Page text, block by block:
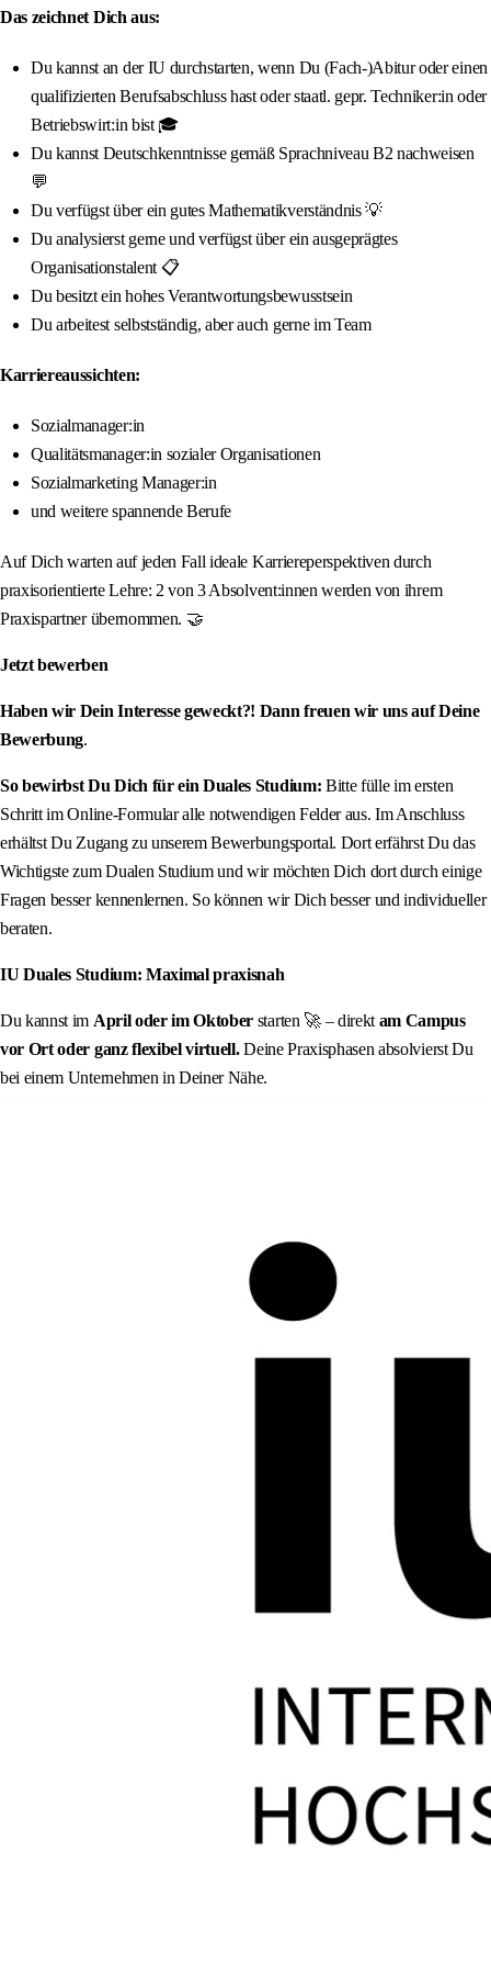
Das zeichnet Dich aus:
Du kannst an der IU durchstarten, wenn Du (Fach-)Abitur oder einen
qualifizierten Berufsabschluss hast oder staatl. gepr. Techniker:in oder
Betriebswirt:in bist 🎓
Du kannst Deutschkenntnisse gemäß Sprachniveau B2 nachweisen
💬
Du verfügst über ein gutes Mathematikverständnis 💡
Du analysierst gerne und verfügst über ein ausgeprägtes
Organisationstalent 📋
Du besitzt ein hohes Verantwortungsbewusstsein
Du arbeitest selbstständig, aber auch gerne im Team
Karriereaussichten:
Sozialmanager:in
Qualitätsmanager:in sozialer Organisationen
Sozialmarketing Manager:in
und weitere spannende Berufe
Auf Dich warten auf jeden Fall ideale Karriereperspektiven durch
praxisorientierte Lehre: 2 von 3 Absolvent:innen werden von ihrem
Praxispartner übernommen. 🤝
Jetzt bewerben
Haben wir Dein Interesse geweckt?! Dann freuen wir uns auf Deine
Bewerbung.
So bewirbst Du Dich für ein Duales Studium: Bitte fülle im ersten
Schritt im Online-Formular alle notwendigen Felder aus. Im Anschluss
erhältst Du Zugang zu unserem Bewerbungsportal. Dort erfährst Du das
Wichtigste zum Dualen Studium und wir möchten Dich dort durch einige
Fragen besser kennenlernen. So können wir Dich besser und individueller
beraten.
IU Duales Studium: Maximal praxisnah
Du kannst im April oder im Oktober starten 🚀 – direkt am Campus
vor Ort oder ganz flexibel virtuell.Deine Praxisphasen absolvierst Du
bei einem Unternehmen in Deiner Nähe.